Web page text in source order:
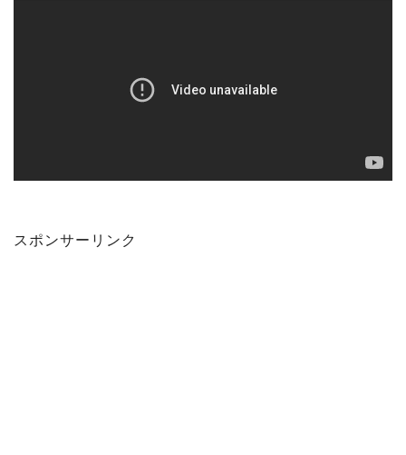
スポンサーリンク